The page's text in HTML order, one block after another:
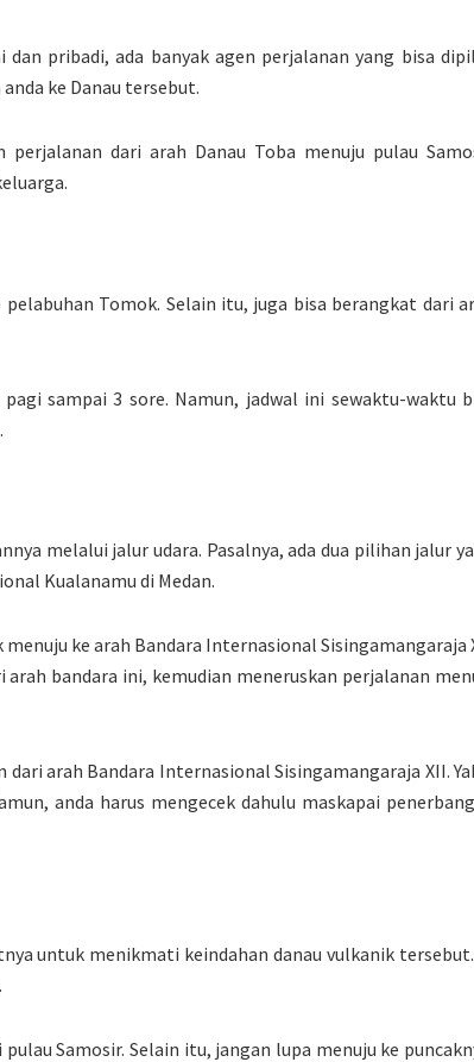
pribadi, ada banyak agen perjalanan yang bisa
ke Danau tersebut.
dari arah Danau Toba menuju pulau
Tomok. Selain itu, juga bisa berangkat dari
sampai 3 sore. Namun, jadwal ini sewaktu-waktu
melalui jalur udara. Pasalnya, ada dua pilihan jalur
Kualanamu di Medan.
ke arah Bandara Internasional Sisingamangaraja
bandara ini, kemudian meneruskan perjalanan
arah Bandara Internasional Sisingamangaraja XII.
anda harus mengecek dahulu maskapai
untuk menikmati keindahan danau vulkanik
Samosir. Selain itu, jangan lupa menuju ke